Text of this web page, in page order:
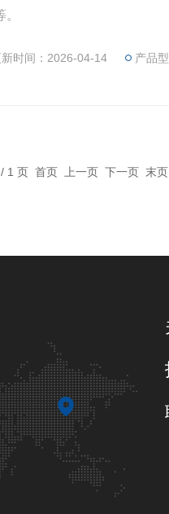
新时间：2026-04-14 产品
/ 1 页 首页 上一页 下一页 末